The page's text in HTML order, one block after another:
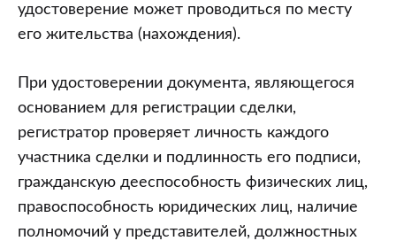
удостоверение может проводиться по месту
его жительства (нахождения).
При удостоверении документа, являющегося
основанием для регистрации сделки,
регистратор проверяет личность каждого
участника сделки и подлинность его подписи,
гражданскую дееспособность физических лиц,
правоспособность юридических лиц, наличие
полномочий у представителей, должностных